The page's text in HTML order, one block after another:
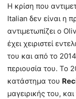
Η κρίση που
Italian δεν είναι η
αντιμετωπίζει ο
έχει χειριστεί
του και από το
περιουσία του. Το
κατάστημα του
μαγειρικής του,